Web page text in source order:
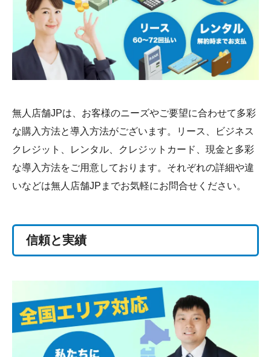
無人店舗JPは、お客様のニーズやご要望に合わせて多彩
な購入方法と導入方法がございます。リース、ビジネス
クレジット、レンタル、クレジットカード、現金と多彩
な導入方法をご用意しております。それぞれの詳細や違
いなどは無人店舗JPまでお気軽にお問合せください。
信頼と実績